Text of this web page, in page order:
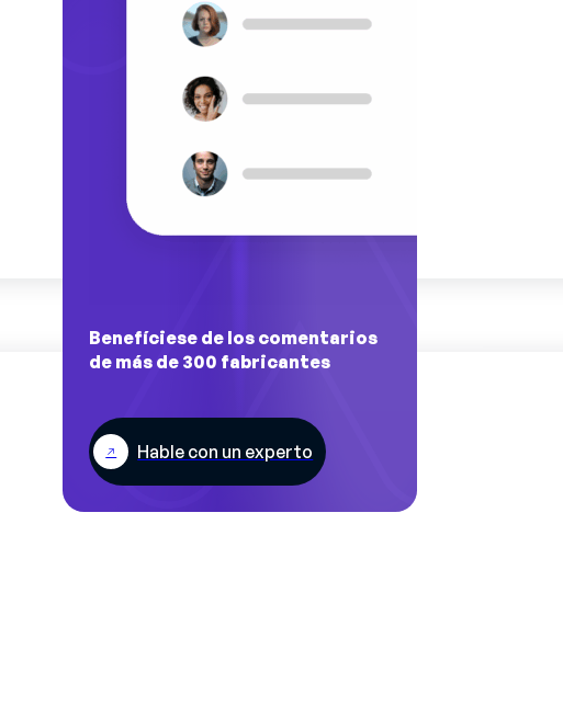
Benefíciese de los comentarios
de más de 300 fabricantes
Hable con un experto